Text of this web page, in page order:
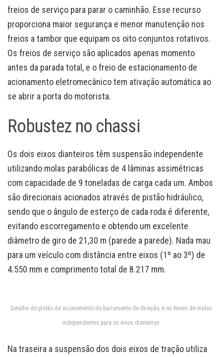
freios de serviço para parar o caminhão. Esse recurso
proporciona maior segurança e menor manutenção nos
freios a tambor que equipam os oito conjuntos rotativos.
Os freios de serviço são aplicados apenas momento
antes da parada total, e o freio de estacionamento de
acionamento eletromecânico tem ativação automática ao
se abrir a porta do motorista.
Robustez no chassi
Os dois eixos dianteiros têm suspensão independente
utilizando molas parabólicas de 4 lâminas assimétricas
com capacidade de 9 toneladas de carga cada um. Ambos
são direcionais acionados através de pistão hidráulico,
sendo que o ângulo de esterço de cada roda é diferente,
evitando escorregamento e obtendo um excelente
diâmetro de giro de 21,30 m (parede a parede). Nada mau
para um veículo com distância entre eixos (1º ao 3º) de
4.550 mm e comprimento total de 8.217 mm.
Detalhe do pistão de acionamento do barramento de direção, e os feixes de molas
independentes para os eixos dianteiros
Na traseira a suspensão dos dois eixos de tração utiliza